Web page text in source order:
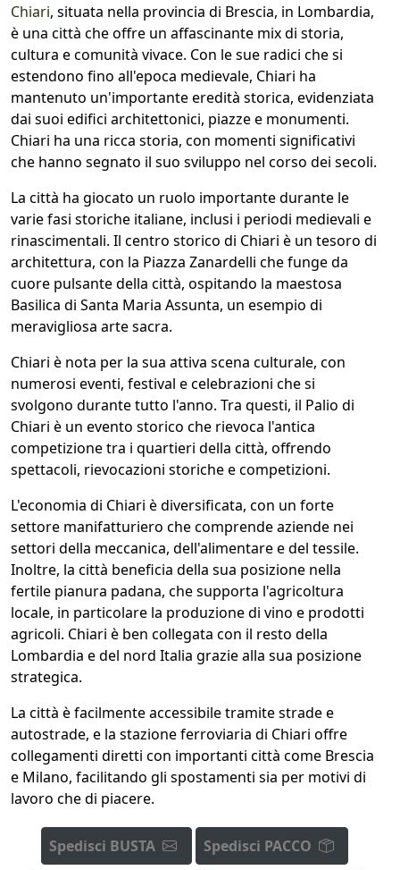
Chiari, situata nella provincia di Brescia, in Lombardia,
è una città che offre un affascinante mix di storia,
cultura e comunità vivace. Con le sue radici che si
estendono fino all'epoca medievale, Chiari ha
mantenuto un'importante eredità storica, evidenziata
dai suoi edifici architettonici, piazze e monumenti.
Chiari ha una ricca storia, con momenti significativi
che hanno segnato il suo sviluppo nel corso dei secoli.
La città ha giocato un ruolo importante durante le
varie fasi storiche italiane, inclusi i periodi medievali e
rinascimentali. Il centro storico di Chiari è un tesoro di
architettura, con la Piazza Zanardelli che funge da
cuore pulsante della città, ospitando la maestosa
Basilica di Santa Maria Assunta, un esempio di
meravigliosa arte sacra.
Chiari è nota per la sua attiva scena culturale, con
numerosi eventi, festival e celebrazioni che si
svolgono durante tutto l'anno. Tra questi, il Palio di
Chiari è un evento storico che rievoca l'antica
competizione tra i quartieri della città, offrendo
spettacoli, rievocazioni storiche e competizioni.
L'economia di Chiari è diversificata, con un forte
settore manifatturiero che comprende aziende nei
settori della meccanica, dell'alimentare e del tessile.
Inoltre, la città beneficia della sua posizione nella
fertile pianura padana, che supporta l'agricoltura
locale, in particolare la produzione di vino e prodotti
agricoli. Chiari è ben collegata con il resto della
Lombardia e del nord Italia grazie alla sua posizione
strategica.
La città è facilmente accessibile tramite strade e
autostrade, e la stazione ferroviaria di Chiari offre
collegamenti diretti con importanti città come Brescia
e Milano, facilitando gli spostamenti sia per motivi di
lavoro che di piacere.
Spedisci BUSTA Spedisci PACCO